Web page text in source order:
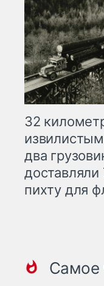
32
два
пихту для
Самое